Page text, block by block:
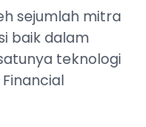
sejumlah mitra
baik dalam
teknologi